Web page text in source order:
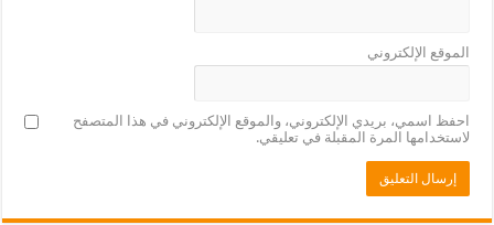
الموقع الإلكتروني
احفظ اسمي، بريدي الإلكتروني، والموقع الإلكتروني في هذا المتصفح
لاستخدامها المرة المقبلة في تعليقي.